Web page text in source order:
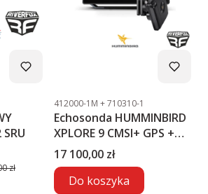
zł
Kod produktu
412000-1M + 710310-1
Echosonda HUMMINBIRD
XPLORE 9 CMSI+ GPS +
MEGA LIVE2
Cena
17 100,00 zł
Do koszyka